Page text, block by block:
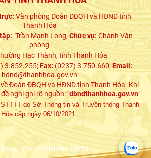
trực:Văn phòng Đoàn ĐBQH và HĐND tỉnh
Thanh Hóa
Trần Mạnh Long,Chức vụ:Chánh Văn
phòng
Hạc Thành, tỉnh Thanh Hóa
3.852.255;Fax:(0237) 3.750.660;Email:
hdnd@thanhhoa.gov.vn
Đoàn ĐBQH và HĐND tỉnh Thanh Hóa. Khi
nghị ghi rõ nguồn: "dbndthanhhoa.gov.vn"
do Sở Thông tin và Truyền thông Thanh
Hóa cấp ngày 06/10/2021.